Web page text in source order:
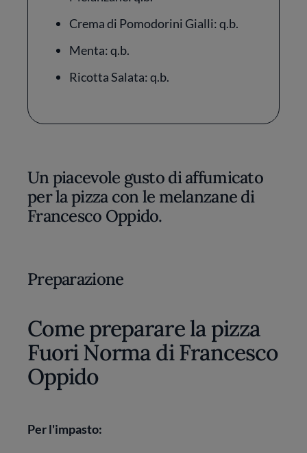
Crema di Pomodorini Gialli: q.b.
Menta: q.b.
Ricotta Salata: q.b.
Un piacevole gusto di affumicato
per la pizza con le melanzane di
Francesco Oppido.
Preparazione
Come preparare la pizza
Fuori Norma di Francesco
Oppido
Per l'impasto: